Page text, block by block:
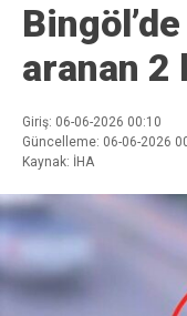
aranan 2
Giriş: 06-06-2026 00:10
Güncelleme: 06-06-2026
Kaynak: İHA